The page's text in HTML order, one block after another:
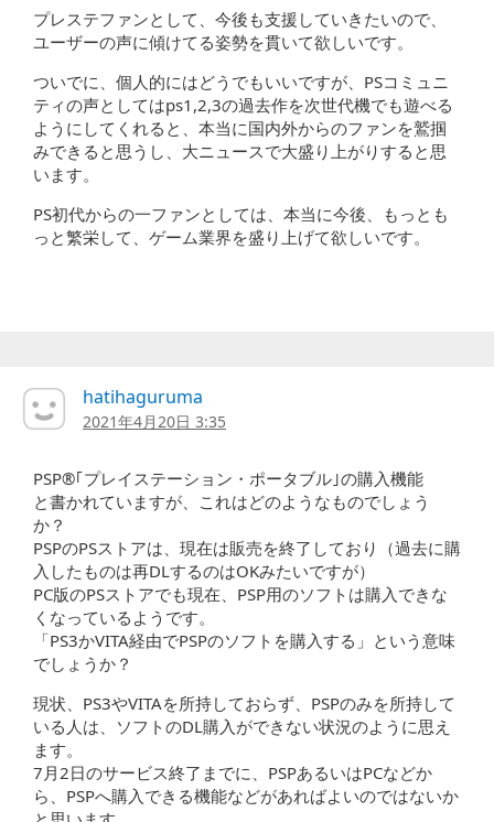
プレステファンとして、今後も支援していきたいので、
ユーザーの声に傾けてる姿勢を貫いて欲しいです。
ついでに、個人的にはどうでもいいですが、PSコミュニ
ティの声としてはps1,2,3の過去作を次世代機でも遊べる
ようにしてくれると、本当に国内外からのファンを鷲掴
みできると思うし、大ニュースで大盛り上がりすると思
います。
PS初代からの一ファンとしては、本当に今後、もっとも
っと繁栄して、ゲーム業界を盛り上げて欲しいです。
hatihaguruma
2021年4月20日 3:35
PSP®｢プレイステーション・ポータブル｣の購入機能
と書かれていますが、これはどのようなものでしょう
か？
PSPのPSストアは、現在は販売を終了しており（過去に購
入したものは再DLするのはOKみたいですが）
PC版のPSストアでも現在、PSP用のソフトは購入できな
くなっているようです。
「PS3かVITA経由でPSPのソフトを購入する」という意味
でしょうか？
現状、PS3やVITAを所持しておらず、PSPのみを所持して
いる人は、ソフトのDL購入ができない状況のように思え
ます。
7月2日のサービス終了までに、PSPあるいはPCなどか
ら、PSPへ購入できる機能などがあればよいのではないか